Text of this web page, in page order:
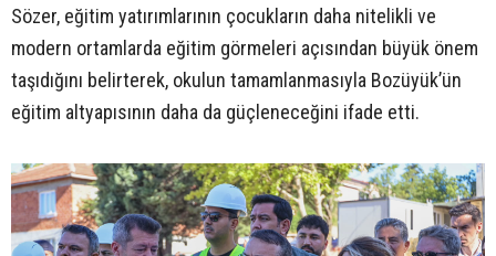
Sözer, eğitim yatırımlarının çocukların daha nitelikli ve
modern ortamlarda eğitim görmeleri açısından büyük önem
taşıdığını belirterek, okulun tamamlanmasıyla Bozüyük’ün
eğitim altyapısının daha da güçleneceğini ifade etti.